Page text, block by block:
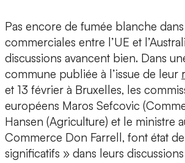
Pas encore de fumée blanche
commerciales entre l’UE et
discussions avancent bien. Dans
commune publiée à l’issue de leur
et 13 février à Bruxelles, les
européens Maros Sefcovic
Hansen (Agriculture) et le ministre
Commerce Don Farrell, font état
significatifs » dans leurs